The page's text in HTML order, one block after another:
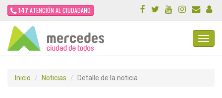
147 ATENCIÓN AL CIUDADANO
Inicio Noticias Detalle de la noticia